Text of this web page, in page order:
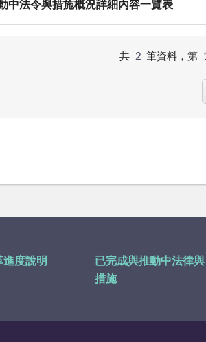
中法令與措施概況詳細內容一覽表
共 2 筆資料，第
進度說明
已完成與推動中法律與
措施